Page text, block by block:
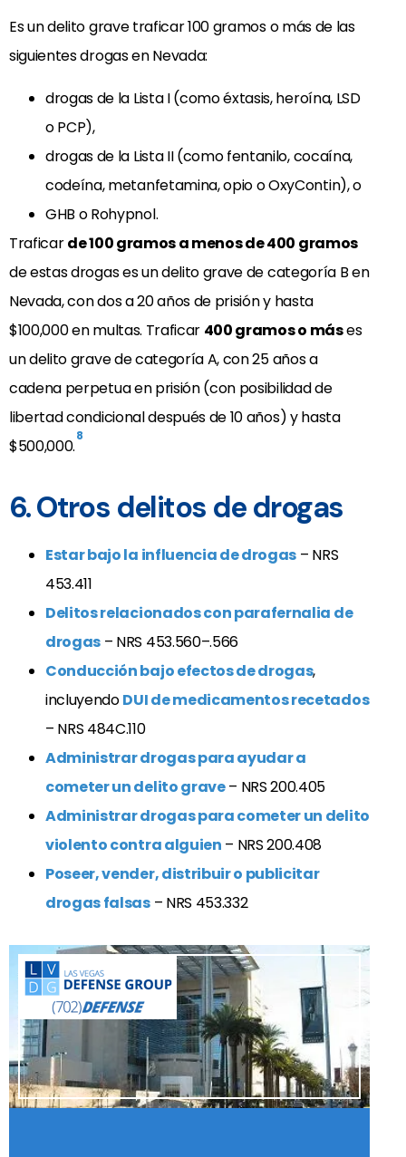
Es un delito grave traficar 100 gramos o más de las
siguientes drogas en Nevada:
drogas de la Lista I (como éxtasis, heroína, LSD
o PCP),
drogas de la Lista II (como fentanilo, cocaína,
codeína, metanfetamina, opio o OxyContin), o
GHB o Rohypnol.
Traficarde 100 gramos a menos de 400 gramos
de estas drogas es un delito grave de categoría B en
Nevada, con dos a 20 años de prisión y hasta
$100,000 en multas. Traficar 400 gramos o máses
un delito grave de categoría A, con 25 años a
cadena perpetua en prisión (con posibilidad de
libertad condicional después de 10 años) y hasta
$500,000.8
6. Otros delitos de drogas
Estar bajo la influencia de drogas – NRS
453.411
Delitos relacionados con parafernalia de
drogas – NRS 453.560–.566
Conducción bajo efectos de drogas,
incluyendoDUI de medicamentos recetados
– NRS 484C.110
Administrar drogas para ayudar a
cometer un delito grave– NRS 200.405
Administrar drogas para cometer un delito
violento contra alguien – NRS 200.408
Poseer, vender, distribuir o publicitar
drogas falsas– NRS 453.332